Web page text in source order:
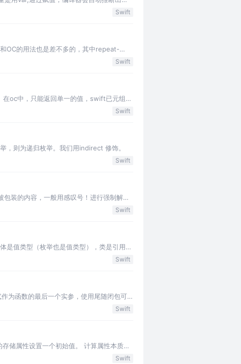
元组是一种…
Swift
OC的用法也是差不多的，其中repeat-
Swift
oc中，只能返回单一的值，swift已元组方
Swift
，则为递归枚举。我们用indirect 修饰。
Swift
装的内容，一般用感叹号！进行强制解
Swift
是值类型（枚举也是值类型），类是引用类
。
Swift
为函数的最后一个实参，使用尾随闭包可
和它所捕获的变量\常量…
Swift
储属性设置一个初始值。 计算属性本质就
一个延迟存储属性，在第一…
Swift